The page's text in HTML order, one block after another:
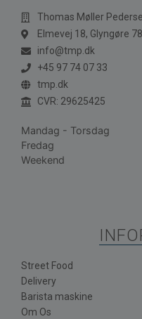
Thomas Møller
Elmevej 18, Glyngøre
info@tmp.dk
+45 97 74 07 33
tmp.dk
CVR: 29625425
Mandag - Torsdag
Fredag
Weekend
Street Food
Delivery
Barista maskine
Om Os